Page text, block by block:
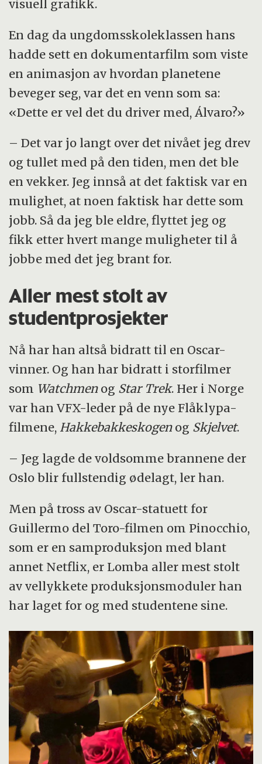
visuell grafikk.
En dag da ungdomsskoleklassen hans
hadde sett en dokumentarfilm som viste
en animasjon av hvordan planetene
beveger seg, var det en venn som sa:
«Dette er vel det du driver med, Álvaro?»
– Det var jo langt over det nivået jeg drev
og tullet med på den tiden, men det ble
en vekker. Jeg innså at det faktisk var en
mulighet, at noen faktisk har dette som
jobb. Så da jeg ble eldre, flyttet jeg og
fikk etter hvert mange muligheter til å
jobbe med det jeg brant for.
Aller mest stolt av
studentprosjekter
Nå har han altså bidratt til en Oscar-
vinner. Og han har bidratt i storfilmer
som Watchmen og Star Trek. Her i Norge
var han VFX-leder på de nye Flåklypa-
filmene, Hakkebakkeskogenog Skjelvet.
– Jeg lagde de voldsomme brannene der
Oslo blir fullstendig ødelagt, ler han.
Men på tross av Oscar-statuett for
Guillermo del Toro-filmen om Pinocchio,
som er en samproduksjon med blant
annet Netflix, er Lomba aller mest stolt
av vellykkete produksjonsmoduler han
har laget for og med studentene sine.